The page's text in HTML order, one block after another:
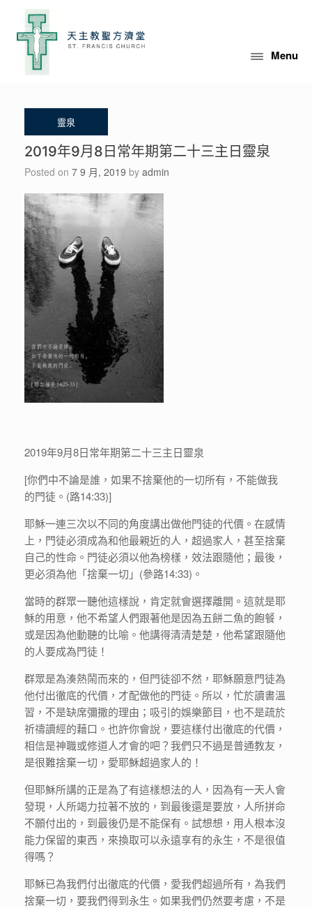
content
Menu
2019年9月8日常年期第二十三主日靈泉
Posted on 7 9 月, 2019 by admin
2019年9月8日常年期第二十三主日靈泉
[你們中不論是誰，如果不捨棄他的一切所有，不能做我
的門徒。(路14:33)]
耶穌一連三次以不同的角度講出做他門徒的代價。在感情
上，門徒必須成為和他最親近的人，超過家人，甚至捨棄
自己的性命。門徒必須以他為榜樣，效法跟隨他；最後，
更必須為他「捨棄一切」(參路14:33)。
當時的群眾一聽他這樣說，肯定就會選擇離開。這就是耶
穌的用意，他不希望人們跟著他是因為五餅二魚的飽餐，
或是因為他動聽的比喻。他講得清清楚楚，他希望跟隨他
的人要成為門徒！
群眾是為湊熱鬧而來的，但門徒卻不然，耶穌願意門徒為
他付出徹底的代價，才配做他的門徒。所以，忙於讀書溫
習，不是缺席彌撒的理由；吸引的娛樂節目，也不是疏於
祈禱讀經的藉口。也許你會說，要這樣付出徹底的代價，
相信是神職或修道人才會的吧？我們只不過是普通教友，
是很難捨棄一切，愛耶穌超過家人的！
但耶穌所講的正是為了有這樣想法的人，因為有一天人會
發現，人所竭力拉著不放的，到最後還是要放，人所拼命
不願付出的，到最後仍是不能保有。試想想，用人根本沒
能力保留的東西，來換取可以永遠享有的永生，不是很值
得嗎？
耶穌已為我們付出徹底的代價，愛我們超過所有，為我們
捨棄一切，要我們得到永生。如果我們仍然要考慮，不是